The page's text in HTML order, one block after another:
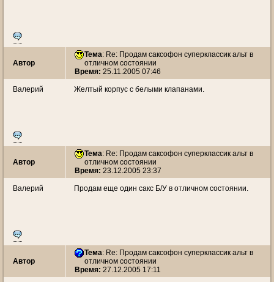
Автор
Тема: Re: Продам саксофон суперклассик альт в
отличном состоянии
Время: 25.11.2005 07:46
Валерий Желтый корпус с белыми клапанами.
Автор
Тема: Re: Продам саксофон суперклассик альт в
отличном состоянии
Время: 23.12.2005 23:37
Валерий Продам еще один сакс Б/У в отличном состоянии.
Автор
Тема: Re: Продам саксофон суперклассик альт в
отличном состоянии
Время: 27.12.2005 17:11